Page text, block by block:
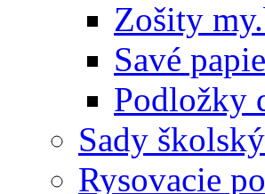
Zošity
Savé
Podložky
Sady
Rysovacie